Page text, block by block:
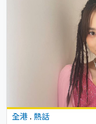
全港 . 熱話